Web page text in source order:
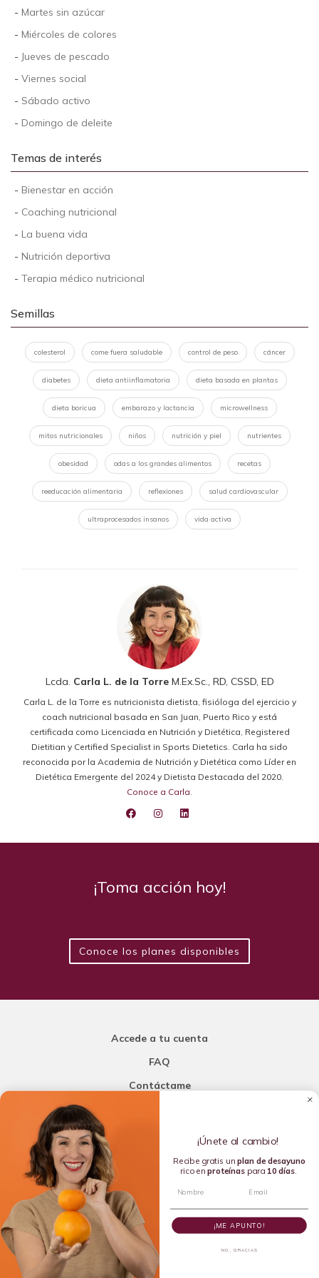
- Martes sin azúcar
- Miércoles de colores
- Jueves de pescado
- Viernes social
- Sábado activo
- Domingo de deleite
Temas de interés
- Bienestar en acción
- Coaching nutricional
- La buena vida
- Nutrición deportiva
- Terapia médico nutricional
Semillas
colesterol come fuera saludable control de peso cáncer
diabetes dieta antiinflamatoria dieta basada en plantas
dieta boricua embarazo y lactancia microwellness
mitos nutricionales niños nutrición y piel nutrientes
obesidad odas a los grandes alimentos recetas
reeducación alimentaria reflexiones salud cardiovascular
ultraprocesados insanos vida activa
Lcda. Carla L. de la TorreM.Ex.Sc., RD, CSSD, ED
Carla L. de la Torre es nutricionista dietista, fisióloga del ejercicio y
coach nutricional basada en San Juan, Puerto Rico y está
certificada como Licenciada en Nutrición y Dietética, Registered
Dietitian y Certified Specialist in Sports Dietetics. Carla ha sido
reconocida por la Academia de Nutrición y Dietética como Líder en
Dietética Emergente del 2024 y Dietista Destacada del 2020.
Conoce a Carla.
¡Toma acción hoy!
Conoce los planes disponibles
Accede a tu cuenta
FAQ
Contáctame
Añade una porción de inteligencia a tu nutrición
Copyright © 2016-2026 Carla L. de la Torre. All rights reserved.
Dietista Destacada del 2020 y Líder en Dietética Emergente del
¡Únete al cambio!
Recibe gratis unplan de desayuno
rico enproteínaspara 10 días.
¡ME APUNTO!
NO, GRACIAS